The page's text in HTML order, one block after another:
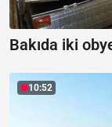
Bakıda iki
10:52